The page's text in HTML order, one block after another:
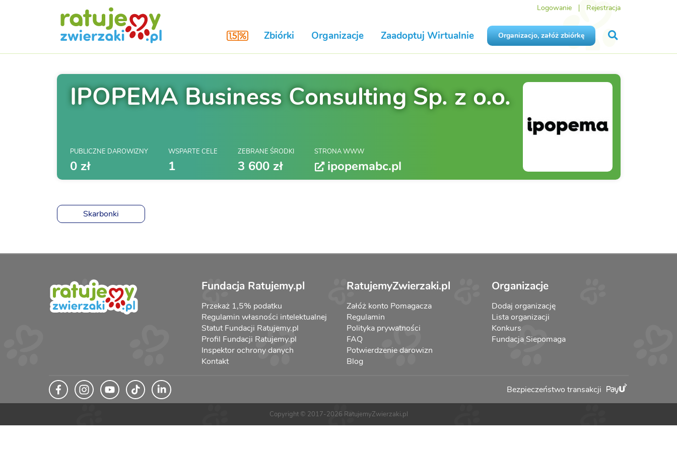
Logowanie Rejestracja
Zbiórki Organizacje Zaadoptuj Wirtualnie Organizacjo, załóż zbiórkę
IPOPEMA Business Consulting Sp. z o.o.
PUBLICZNE DAROWIZNY
0 zł
WSPARTE CELE
1
ZEBRANE ŚRODKI
3 600 zł
STRONA WWW
ipopemabc.pl
Skarbonki
Fundacja Ratujemy.pl
Przekaż 1,5% podatku
Regulamin własności intelektualnej
Statut Fundacji Ratujemy.pl
Profil Fundacji Ratujemy.pl
Inspektor ochrony danych
Kontakt
RatujemyZwierzaki.pl
Załóż konto Pomagacza
Regulamin
Polityka prywatności
FAQ
Potwierdzenie darowizn
Blog
Organizacje
Dodaj organizację
Lista organizacji
Konkurs
Fundacja Siepomaga
Bezpieczeństwo transakcji
Copyright © 2017-2026 RatujemyZwierzaki.pl